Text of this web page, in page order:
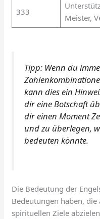
333
Meister,
Tipp: Wenn du
kann dies ein
dir eine Botschaft
dir einen Moment
und zu überlegen,
bedeuten könnte.
Die Bedeutung der
Bedeutungen haben,
spirituellen Ziele